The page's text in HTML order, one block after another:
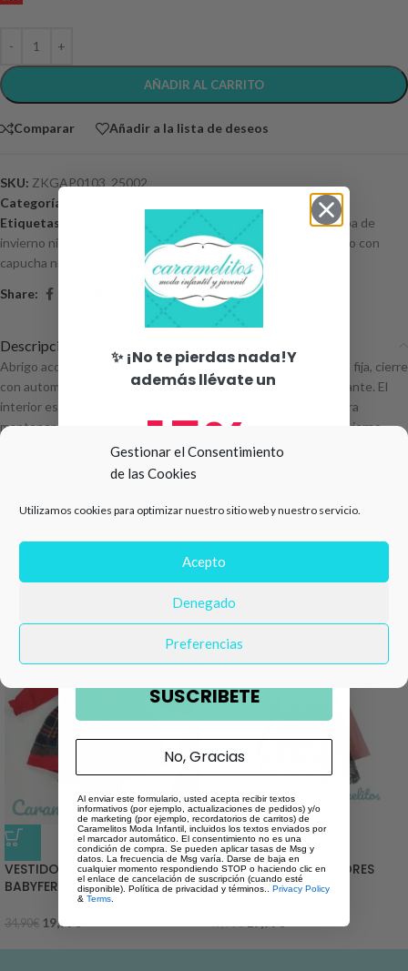
Gestionar el Consentimiento
de las Cookies
Utilizamos cookies para optimizar nuestro sitio web y nuestro servicio.
Acepto
Denegado
Preferencias
AÑADIR AL CARRITO
Comparar Añadir a la lista de deseos
SKU: ZKGAP0103_25002
Categorías:
Etiquetas:
nueva colección niña ropa infantil Zippy,ropa de
invierno niña
abrigo acolchado niña,abrigo invierno niña
abrigo con
capucha niña
abrigo azul marino niña
Share:
Descripción
Abrigo acolchado para niña en color azul marino. Lleva capucha fija, cierre
con automáticos ocultos y tapeta decorada con un bonito volante. El
interior está forrado con tejido suave tipo borreguito, ideal para
mantener el calor durante los días más fríos. Una prenda de invierno
práctica y estilosa para el día a día.
Información adicional
Productos relacionados
-43%
VESTIDO CUADROS ROJOS
BABYFER
34,90€ 19,99
-60%
VESTIDO MIRANDA FLORES
ROSA
✨ ¡No te pierdas nada!Y
además llévate un
15%
compra 🛍️
Número de teléfono
Email
SUSCRIBETE
No, Gracias
Al enviar este formulario, usted acepta recibir textos
informativos (por ejemplo, actualizaciones de pedidos) y/o
de marketing (por ejemplo, recordatorios de carritos) de
Caramelitos Moda Infantil, incluidos los textos enviados por
el marcador automático. El consentimiento no es una
condición de compra. Se pueden aplicar tasas de Msg y
datos. La frecuencia de Msg varía. Darse de baja en
cualquier momento respondiendo STOP o haciendo clic en
el enlace de cancelación de suscripción (cuando esté
disponible). Política de privacidad y términos.. Privacy Policy
& Terms